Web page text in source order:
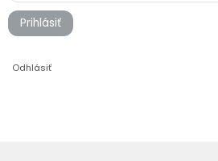
Prihlásiť
Odhlásiť